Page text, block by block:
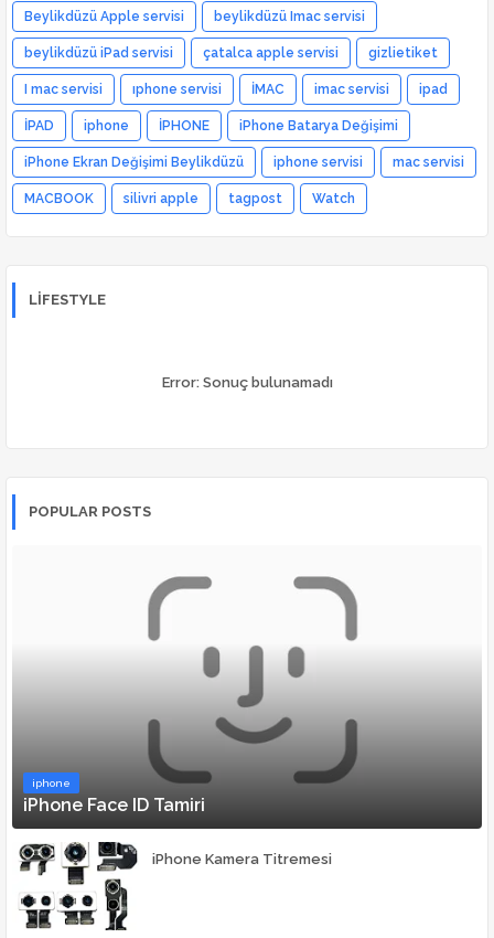
Beylikdüzü Apple servisi beylikdüzü Imac servisi
beylikdüzü iPad servisi çatalca apple servisi gizlietiket
I mac servisi ıphone servisi İMAC imac servisi ipad
İPAD iphone İPHONE iPhone Batarya Değişimi
iPhone Ekran Değişimi Beylikdüzü iphone servisi mac servisi
MACBOOK silivri apple tagpost Watch
LIFESTYLE
Error:Sonuç bulunamadı
POPULAR POSTS
iphone
iPhone Face ID Tamiri
iPhone Kamera Titremesi